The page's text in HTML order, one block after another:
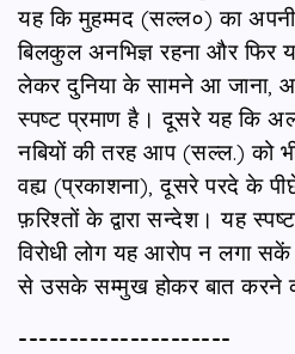
यह कि मुहम्मद (सल्ल०) का
बिलकुल अनभिज्ञ रहना और फिर
लेकर दुनिया के सामने आ जाना,
स्पष्ट प्रमाण है। दूसरे यह कि
नबियों की तरह आप (सल्ल.) को
वह्य (प्रकाशना), दूसरे परदे के
फ़रिश्तों के द्वारा सन्देश। यह
विरोधी लोग यह आरोप न लगा
से उसके सम्मुख होकर बात करने
---------------------